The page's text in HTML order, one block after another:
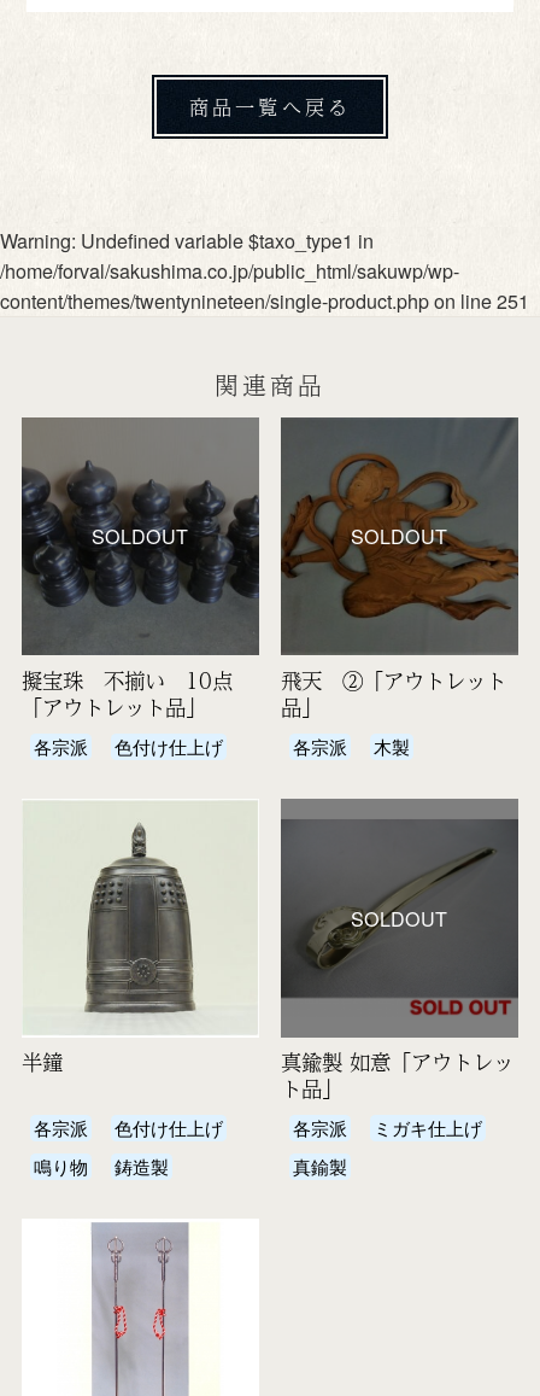
商品一覧へ戻る
Warning: Undefined variable $taxo_type1 in
/home/forval/sakushima.co.jp/public_html/sakuwp/wp-
content/themes/twentynineteen/single-product.phpon line251
関連商品
SOLDOUT
擬宝珠 不揃い 10点
「アウトレット品」
各宗派 色付け仕上げ
SOLDOUT
飛天 ②「アウトレット
品」
各宗派 木製
半鐘
各宗派
色付け仕上げ
鳴り物
鋳造製
SOLDOUT
真鍮製 如意「アウトレッ
ト品」
各宗派
ミガキ仕上げ
真鍮製